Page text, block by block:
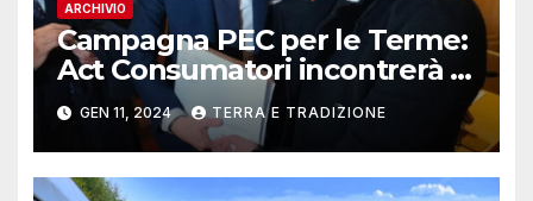
ARCHIVIO
Campagna PEC per le Terme:
Act Consumatori incontrerà il
Governatore Alberto Cirio
GEN 11, 2024 TERRA E TRADIZIONE